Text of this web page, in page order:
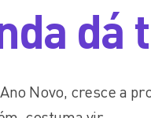
dá
Novo, cresce a